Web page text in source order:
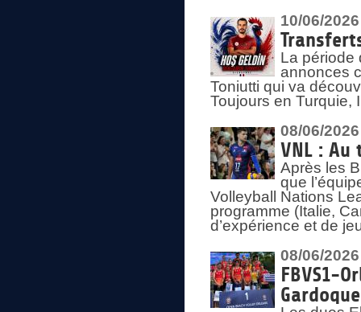
10/06/2026
La période
annonces
Toniutti qui va
Toujours en Turquie,
08/06/2026
VNL : Au
Après les
que
Volleyball Nations
programme (Italie,
d’expérience et de
08/06/2026
FBVS1-